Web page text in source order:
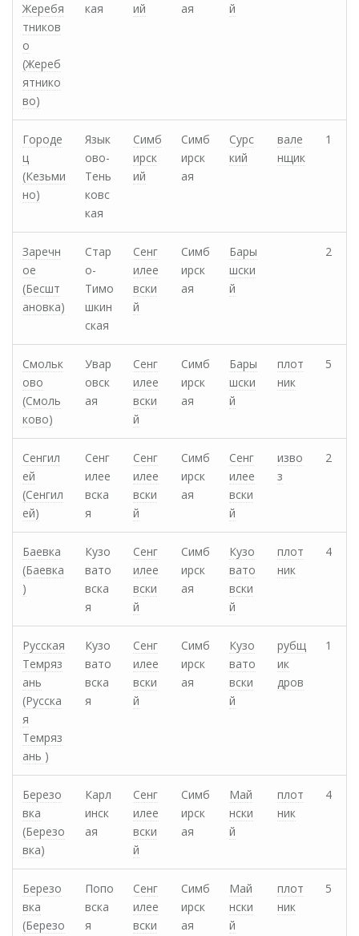
Жеребя
тников
о
(Жереб
ятнико
во)
кая
ий
ая
й
Городе
ц
(Кезьми
но)
Язык
ово-
Тень
ковс
кая
Симб
ирск
ий
Симб
ирск
ая
Сурс
кий
вале
нщик
1
Заречн
ое
(Бесшт
ановка)
Стар
о-
Тимо
шкин
ская
Сенг
илее
вски
й
Симб
ирск
ая
Бары
шски
й
2
Смольк
ово
(Смоль
ково)
Увар
овск
ая
Сенг
илее
вски
й
Симб
ирск
ая
Бары
шски
й
плот
ник
5
Сенгил
ей
(Сенгил
ей)
Сенг
илее
вска
я
Сенг
илее
вски
й
Симб
ирск
ая
Сенг
илее
вски
й
изво
з
2
Баевка
(Баевка
)
Кузо
вато
вска
я
Сенг
илее
вски
й
Симб
ирск
ая
Кузо
вато
вски
й
плот
ник
4
Русская
Темряз
ань
(Русска
я
Темряз
ань )
Кузо
вато
вска
я
Сенг
илее
вски
й
Симб
ирск
ая
Кузо
вато
вски
й
рубщ
ик
дров
1
Березо
вка
(Березо
вка)
Карл
инск
ая
Сенг
илее
вски
й
Симб
ирск
ая
Май
нски
й
плот
ник
4
Березо
вка
(Березо
Попо
вска
я
Сенг
илее
вски
Симб
ирск
ая
Май
нски
й
плот
ник
5